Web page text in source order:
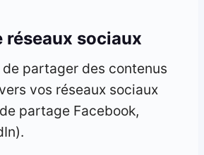
réseaux sociaux
partager des contenus
vos réseaux sociaux
partage Facebook,